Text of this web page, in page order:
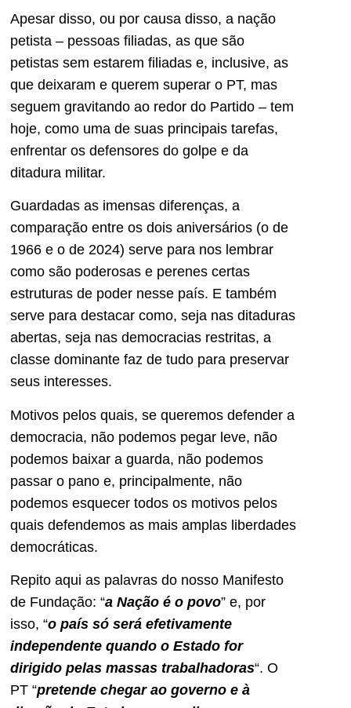
Apesar disso, ou por causa disso, a nação
petista – pessoas filiadas, as que são
petistas sem estarem filiadas e, inclusive, as
que deixaram e querem superar o PT, mas
seguem gravitando ao redor do Partido – tem
hoje, como uma de suas principais tarefas,
enfrentar os defensores do golpe e da
ditadura militar.
Guardadas as imensas diferenças, a
comparação entre os dois aniversários (o de
1966 e o de 2024) serve para nos lembrar
como são poderosas e perenes certas
estruturas de poder nesse país. E também
serve para destacar como, seja nas ditaduras
abertas, seja nas democracias restritas, a
classe dominante faz de tudo para preservar
seus interesses.
Motivos pelos quais, se queremos defender a
democracia, não podemos pegar leve, não
podemos baixar a guarda, não podemos
passar o pano e, principalmente, não
podemos esquecer todos os motivos pelos
quais defendemos as mais amplas liberdades
democráticas.
Repito aqui as palavras do nosso Manifesto
de Fundação: “a Nação é o povo” e, por
isso, “o país só será efetivamente
independente quando o Estado for
dirigido pelas massas trabalhadoras“. O
PT “pretende chegar ao governo e à